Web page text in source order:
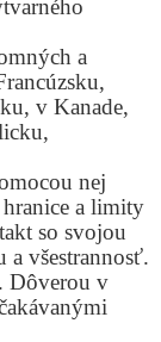
a
v Kanade,
nej
a limity
so svojou
všestrannosť.
Dôverou v